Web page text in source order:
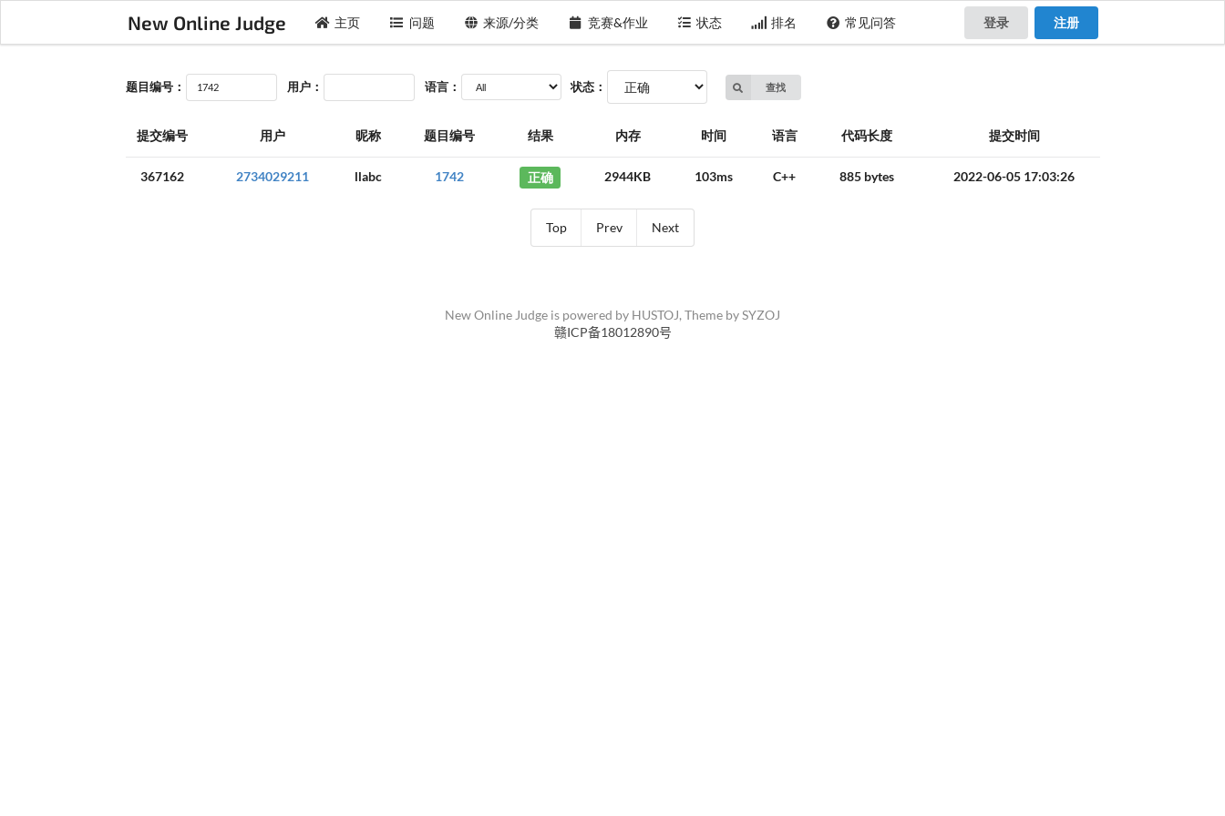
New Online Judge 主页 问题 来源/分类 竞赛&作业 状态 排名 常见问答 登录 注册
题目编号： 用户： 语言： 状态： 查找
提交编号 用户 昵称 题目编号 结果 内存 时间 语言 代码长度 提交时间
367162 2734029211 llabc 1742 正确 2944KB 103ms C++ 885 bytes 2022-06-05 17:03:26
Top Prev Next
New Online Judge is powered by HUSTOJ, Theme bySYZOJ
赣ICP备18012890号